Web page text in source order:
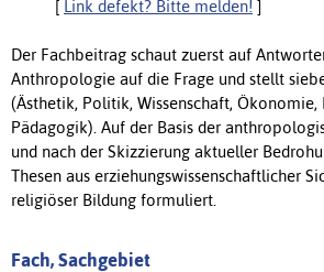
[ Link defekt? Bitte melden! ]
Der Fachbeitrag schaut zuerst auf
Anthropologie auf die Frage und stellt
(Ästhetik, Politik, Wissenschaft, Ökonomie,
Pädagogik). Auf der Basis der
und nach der Skizzierung aktueller
Thesen aus erziehungswissenschaftlicher
religiöser Bildung formuliert.
Fach, Sachgebiet